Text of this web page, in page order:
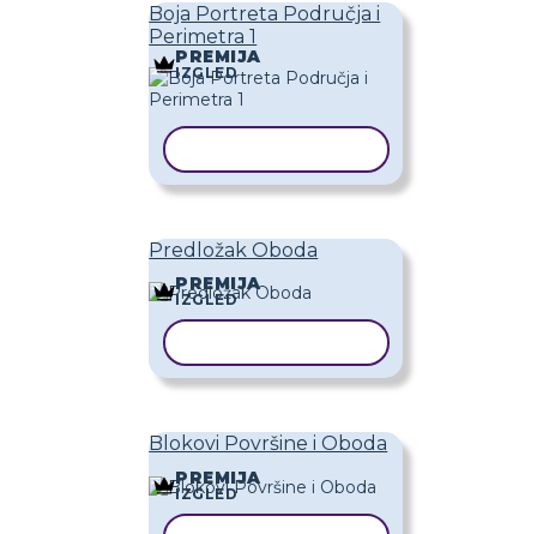
Boja Portreta Područja i
Perimetra 1
PREMIJA
IZGLED
Predložak Oboda
PREMIJA
IZGLED
Blokovi Površine i Oboda
PREMIJA
IZGLED